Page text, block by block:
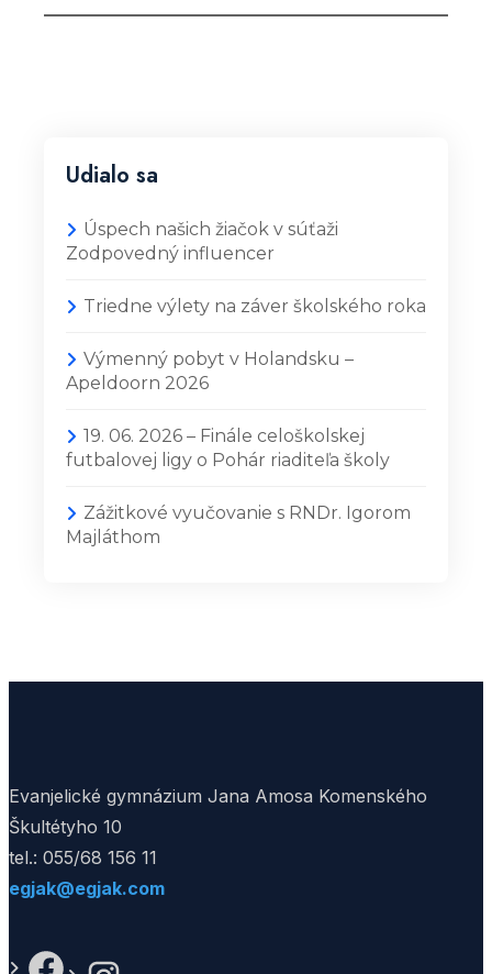
Udialo sa
Úspech našich žiačok v súťaži
Zodpovedný influencer
Triedne výlety na záver školského roka
Výmenný pobyt v Holandsku –
Apeldoorn 2026
19. 06. 2026 – Finále celoškolskej
futbalovej ligy o Pohár riaditeľa školy
Zážitkové vyučovanie s RNDr. Igorom
Majláthom
Evanjelické gymnázium Jana Amosa Komenského
Škultétyho 10
tel.: 055/68 156 11
egjak@egjak.com
Facebook